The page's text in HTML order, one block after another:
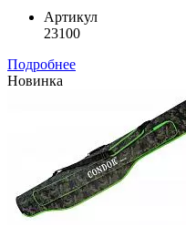
Артикул
23100
Подробнее
Новинка